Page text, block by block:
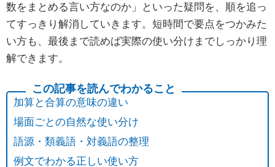
数をまとめる言い方なのか」といった疑問を、順を追っ
てすっきり解消していきます。短時間で要点をつかみた
い方も、最後まで読めば実際の使い分けまでしっかり理
解できます。
加算と合算の意味の違い
場面ごとの自然な使い分け
語源・類義語・対義語の整理
例文でわかる正しい使い方